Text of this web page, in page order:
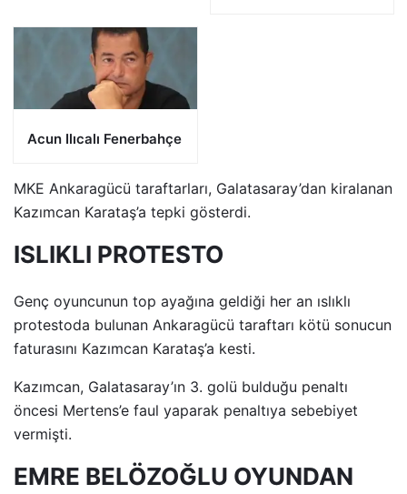
Acun Ilıcalı Fenerbahçe
MKE Ankaragücü taraftarları, Galatasaray’dan kiralanan
Kazımcan Karataş’a tepki gösterdi.
ISLIKLI PROTESTO
Genç oyuncunun top ayağına geldiği her an ıslıklı
protestoda bulunan Ankaragücü taraftarı kötü sonucun
faturasını Kazımcan Karataş’a kesti.
Kazımcan, Galatasaray’ın 3. golü bulduğu penaltı
öncesi Mertens’e faul yaparak penaltıya sebebiyet
vermişti.
EMRE BELÖZOĞLU OYUNDAN